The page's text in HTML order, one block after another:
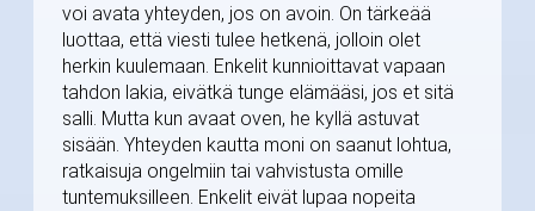
voi avata yhteyden, jos on avoin. On tärkeää
luottaa, että viesti tulee hetkenä, jolloin olet
herkin kuulemaan. Enkelit kunnioittavat vapaan
tahdon lakia, eivätkä tunge elämääsi, jos et sitä
salli. Mutta kun avaat oven, he kyllä astuvat
sisään. Yhteyden kautta moni on saanut lohtua,
ratkaisuja ongelmiin tai vahvistusta omille
tuntemuksilleen. Enkelit eivät lupaa nopeita